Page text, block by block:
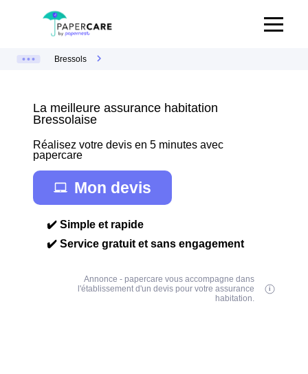
Bressols
La meilleure assurance habitation
Bressolaise
Réalisez votre devis en 5 minutes avec
papercare
Mon devis
✔️ Simple et rapide
✔️ Service gratuit et sans engagement
Annonce - papercare vous accompagne dans
l'établissement d'un devis pour votre assurance
habitation.